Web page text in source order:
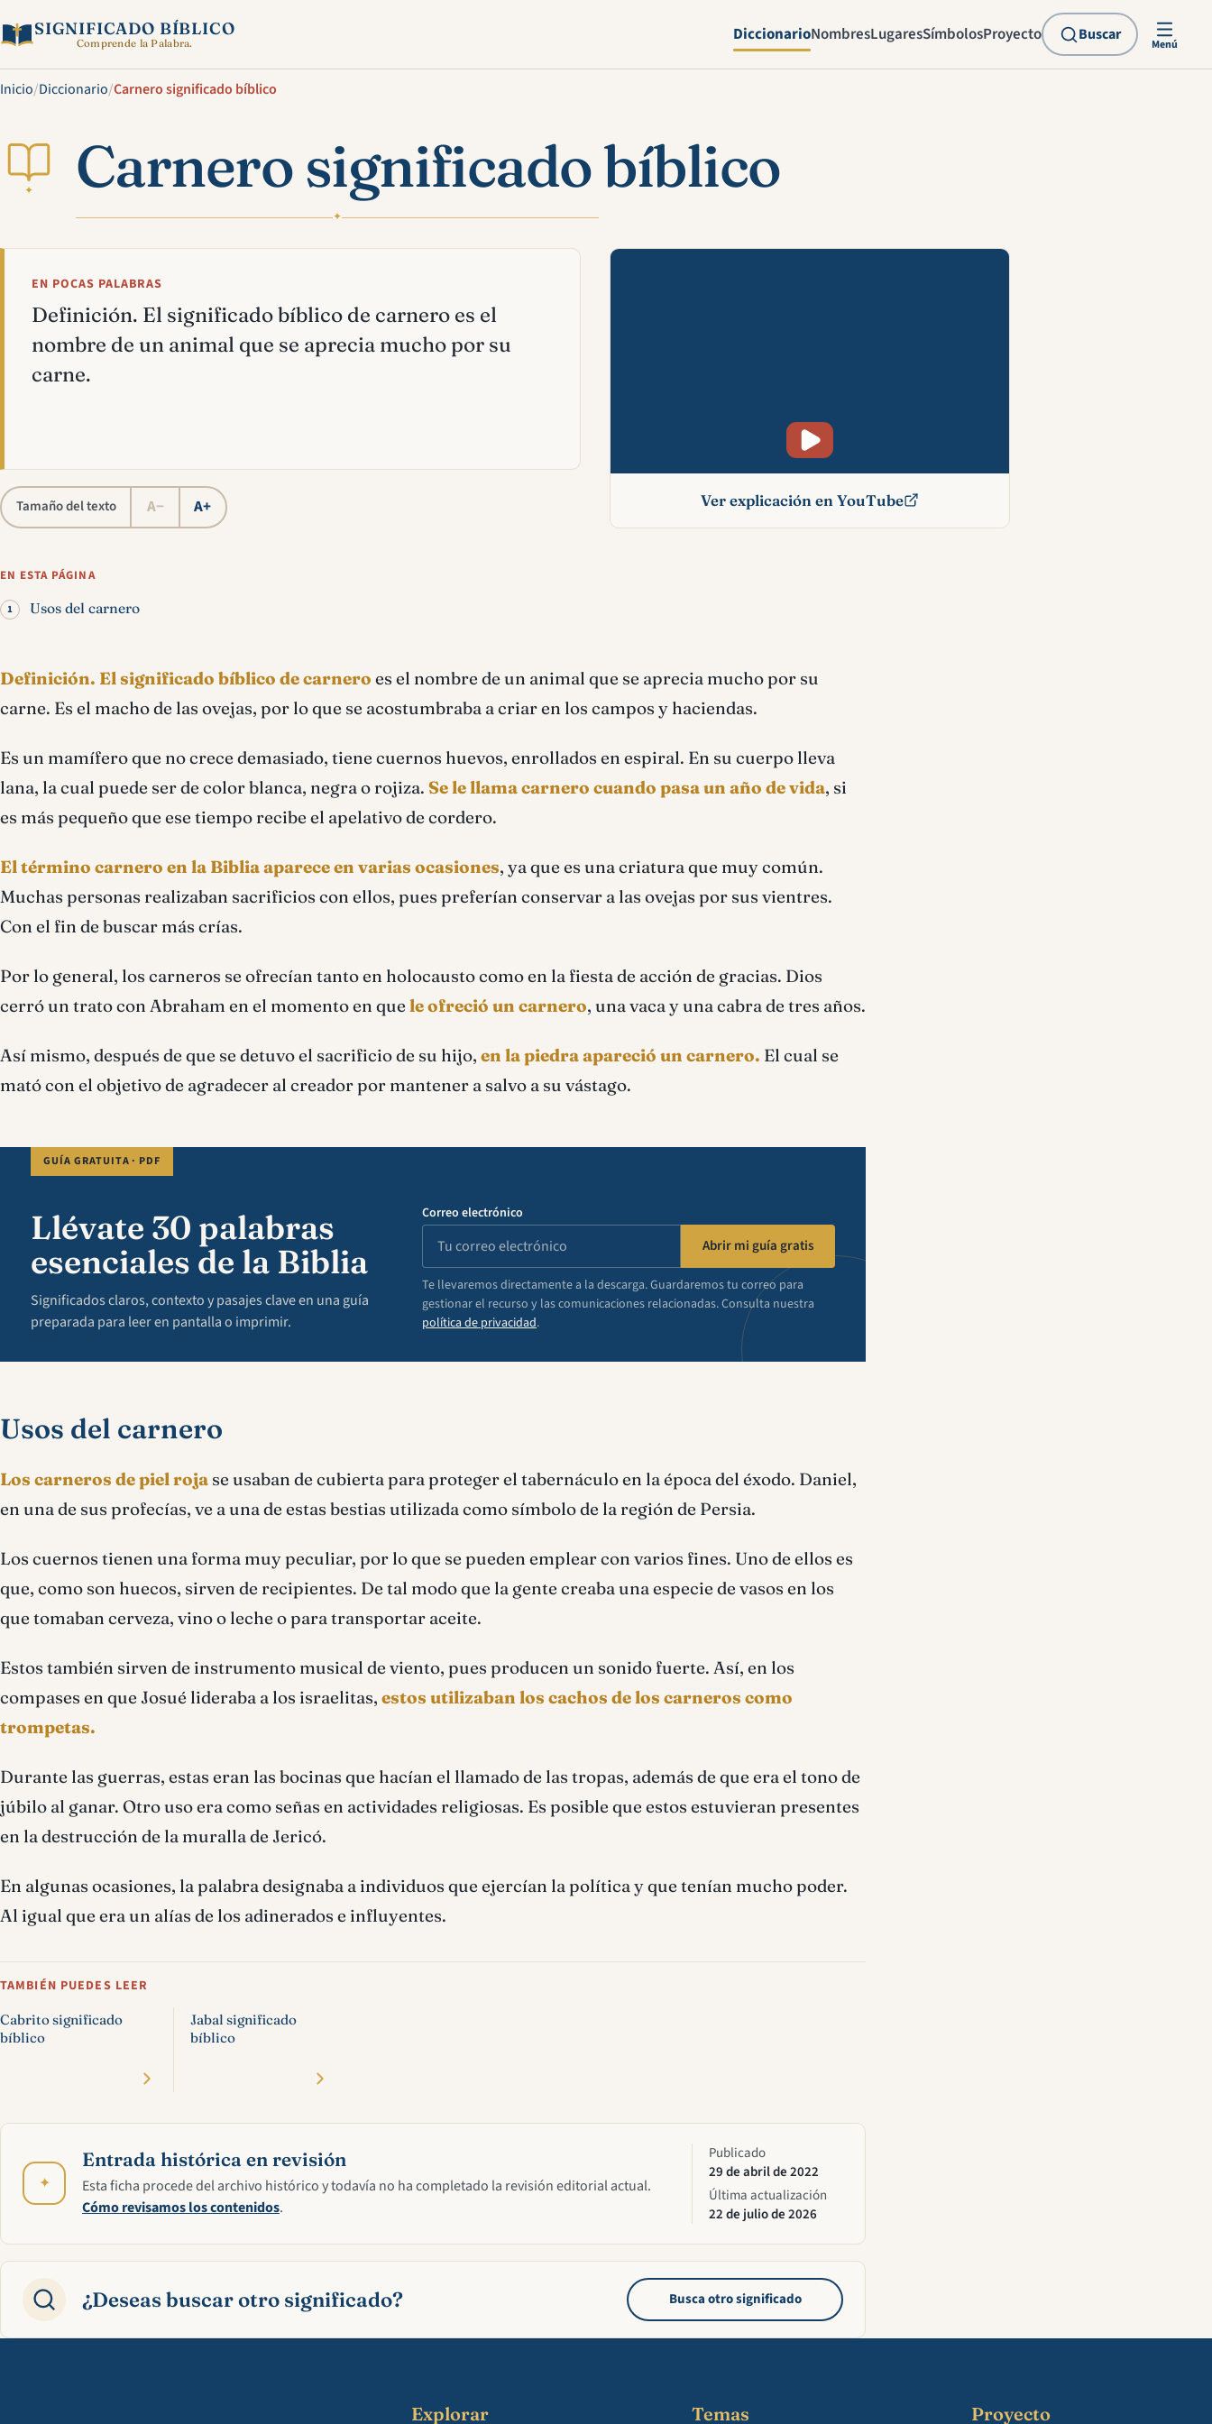
SIGNIFICADO BÍBLICO
Comprende la Palabra. DiccionarioNombresLugaresSímbolosProyecto Buscar
Menú
Inicio/Diccionario/Carnero significado bíblico
✦ Carnero significado bíblico
✦
EN POCAS PALABRAS
Definición. El significado bíblico de carnero es el
nombre de un animal que se aprecia mucho por su
carne.
Tamaño del texto A− A+
Mira esta explicación en vídeo
Ver explicación en YouTube
EN ESTA PÁGINA
Usos del carnero
Definición. El significado bíblico de carnero es el nombre de un animal que se aprecia mucho por su
carne. Es el macho de las ovejas, por lo que se acostumbraba a criar en los campos y haciendas.
Es un mamífero que no crece demasiado, tiene cuernos huevos, enrollados en espiral. En su cuerpo lleva
lana, la cual puede ser de color blanca, negra o rojiza. Se le llama carnero cuando pasa un año de vida, si
es más pequeño que ese tiempo recibe el apelativo de cordero.
El término carnero en la Biblia aparece en varias ocasiones, ya que es una criatura que muy común.
Muchas personas realizaban sacrificios con ellos, pues preferían conservar a las ovejas por sus vientres.
Con el fin de buscar más crías.
Por lo general, los carneros se ofrecían tanto en holocausto como en la fiesta de acción de gracias. Dios
cerró un trato con Abraham en el momento en que le ofreció un carnero, una vaca y una cabra de tres años.
Así mismo, después de que se detuvo el sacrificio de su hijo, en la piedra apareció un carnero. El cual se
mató con el objetivo de agradecer al creador por mantener a salvo a su vástago.
GUÍA GRATUITA · PDF
Llévate 30 palabras
esenciales de la Biblia
Significados claros, contexto y pasajes clave en una guía
preparada para leer en pantalla o imprimir.
Correo electrónico
Abrir mi guía gratis
Te llevaremos directamente a la descarga. Guardaremos tu correo para
gestionar el recurso y las comunicaciones relacionadas. Consulta nuestra
política de privacidad.
Usos del carnero
Los carneros de piel roja se usaban de cubierta para proteger el tabernáculo en la época del éxodo. Daniel,
en una de sus profecías, ve a una de estas bestias utilizada como símbolo de la región de Persia.
Los cuernos tienen una forma muy peculiar, por lo que se pueden emplear con varios fines. Uno de ellos es
que, como son huecos, sirven de recipientes. De tal modo que la gente creaba una especie de vasos en los
que tomaban cerveza, vino o leche o para transportar aceite.
Estos también sirven de instrumento musical de viento, pues producen un sonido fuerte. Así, en los
compases en que Josué lideraba a los israelitas, estos utilizaban los cachos de los carneros como
trompetas.
Durante las guerras, estas eran las bocinas que hacían el llamado de las tropas, además de que era el tono de
júbilo al ganar. Otro uso era como señas en actividades religiosas. Es posible que estos estuvieran presentes
en la destrucción de la muralla de Jericó.
En algunas ocasiones, la palabra designaba a individuos que ejercían la política y que tenían mucho poder.
Al igual que era un alías de los adinerados e influyentes.
TAMBIÉN PUEDES LEER
Cabrito significado
bíblico
Jabal significado
bíblico
✦
Entrada histórica en revisión
Esta ficha procede del archivo histórico y todavía no ha completado la revisión editorial actual.
Cómo revisamos los contenidos.
Publicado
29 de abril de 2022
Última actualización
22 de julio de 2026
¿Deseas buscar otro significado? Busca otro significado
Explorar Temas Proyecto